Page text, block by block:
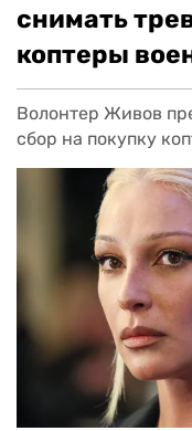
снимать
коптеры
Волонтер Живов
сбор на покупку